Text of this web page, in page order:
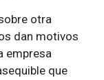
otra
dan motivos
empresa
que